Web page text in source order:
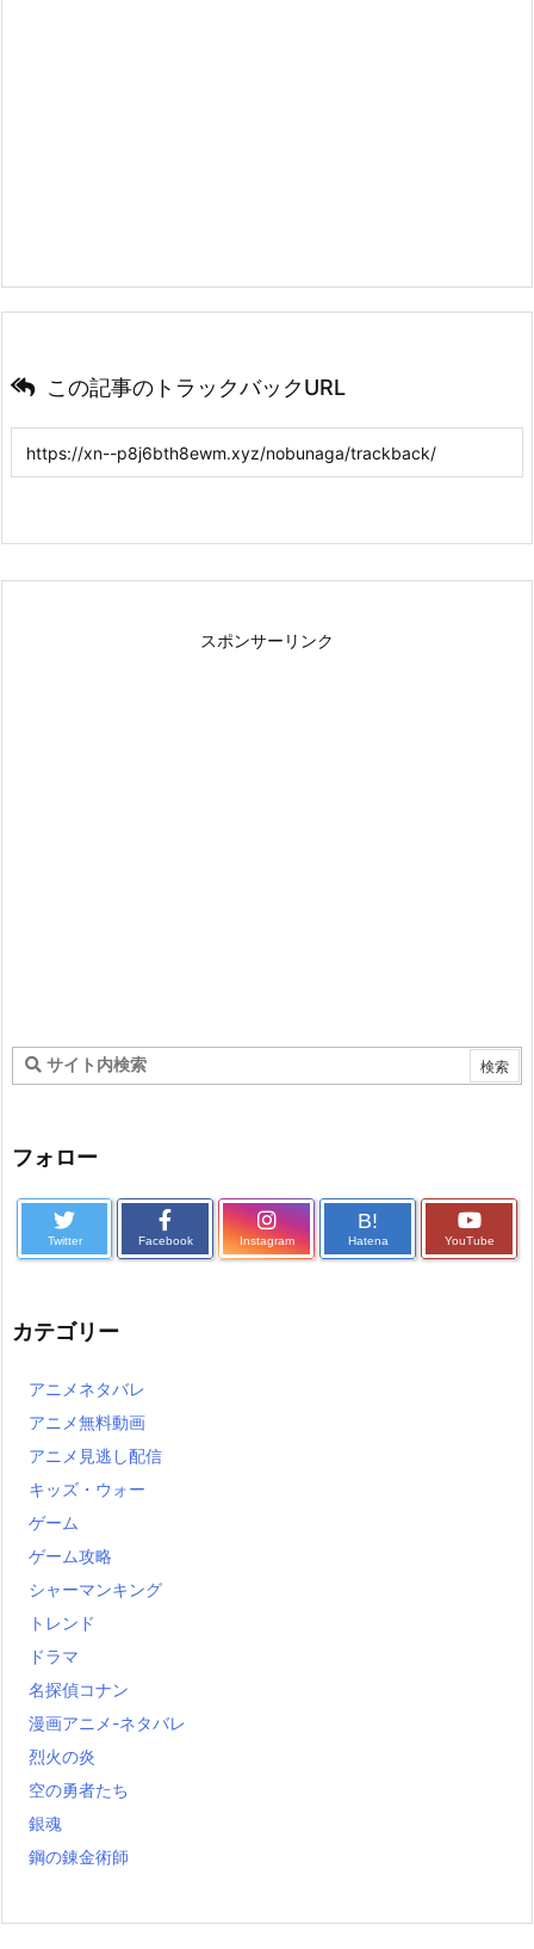
この記事のトラックバックURL
スポンサーリンク
フォロー
Twitter Facebook Instagram
B!
Hatena YouTube
カテゴリー
アニメネタバレ
アニメ無料動画
アニメ見逃し配信
キッズ・ウォー
ゲーム
ゲーム攻略
シャーマンキング
トレンド
ドラマ
名探偵コナン
漫画アニメ-ネタバレ
烈火の炎
空の勇者たち
銀魂
鋼の錬金術師